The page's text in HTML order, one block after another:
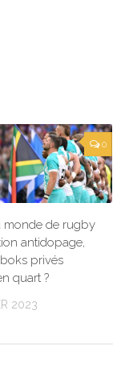
0
monde de rugby
antidopage,
privés
quart ?
2023